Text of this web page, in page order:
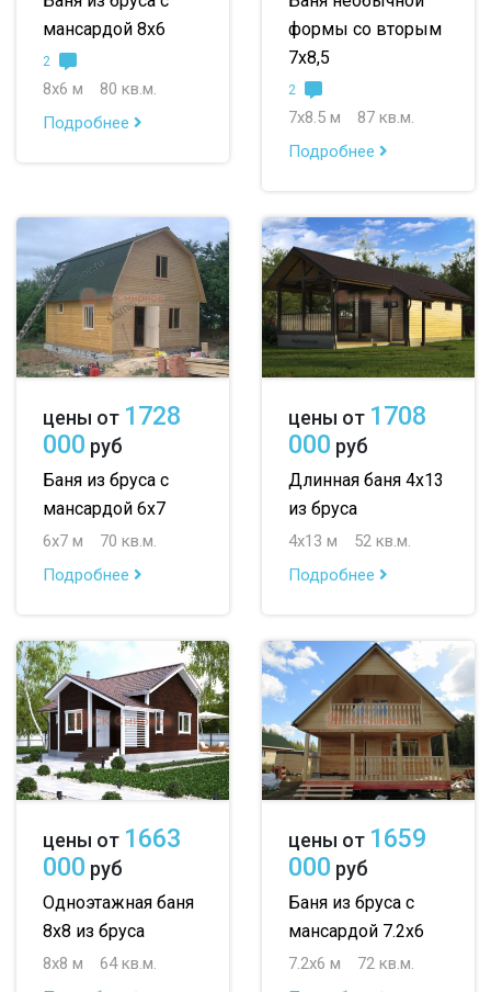
мансардой 8х6
2
8х6 м
80 кв.м.
Подробнее
формы со вторым
7х8,5
2
7х8.5 м
87 кв.м.
Подробнее
цены от 1728
000 руб
Баня из бруса с
мансардой 6х7
6х7 м
70 кв.м.
Подробнее
цены от 1708
000 руб
Длинная баня 4х13
из бруса
4х13 м
52 кв.м.
Подробнее
цены от 1663
000 руб
Одноэтажная баня
8х8 из бруса
8х8 м
64 кв.м.
цены от 1659
000 руб
Баня из бруса с
мансардой 7.2х6
7.2х6 м
72 кв.м.